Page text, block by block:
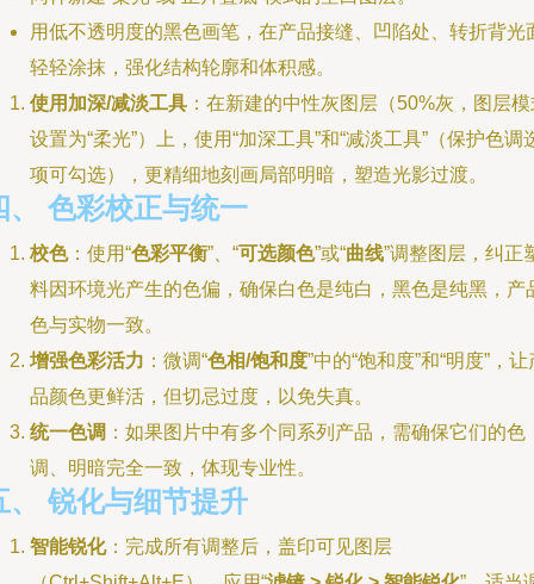
用低不透明度的黑色画笔，在产品接缝、凹陷处、转折背光
轻轻涂抹，强化结构轮廓和体积感。
使用加深/减淡工具 ：在新建的中性灰图层（50%灰，图层
设置为“柔光”）上，使用“加深工具”和“减淡工具”（保护色调
项可勾选），更精细地刻画局部明暗，塑造光影过渡。
、 色彩校正与统一
校色：使用“色彩平衡”、“可选颜色”或“曲线”调整图层，纠正
料因环境光产生的色偏，确保白色是纯白，黑色是纯黑，产
色与实物一致。
增强色彩活力 ：微调“色相/饱和度”中的“饱和度”和“明度”，让
品颜色更鲜活，但切忌过度，以免失真。
统一色调 ：如果图片中有多个同系列产品，需确保它们的色
调、明暗完全一致，体现专业性。
、 锐化与细节提升
智能锐化：完成所有调整后，盖印可见图层